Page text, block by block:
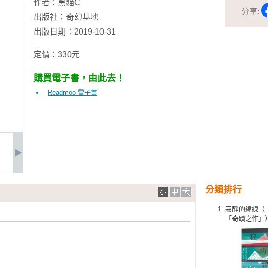
分享:
作者： 黑貓C
出版社： 奇幻基地
出版日期：2019-10-31
定價：330元
購買電子書，由此去！
Readmoo 電子書
分類排行
寂靜的緯線（
「奇蹟之作」）